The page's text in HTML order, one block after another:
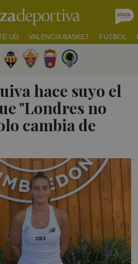
UD VALENCIA BASKET FUTBOL
hace suyo el
"Londres no
cambia de